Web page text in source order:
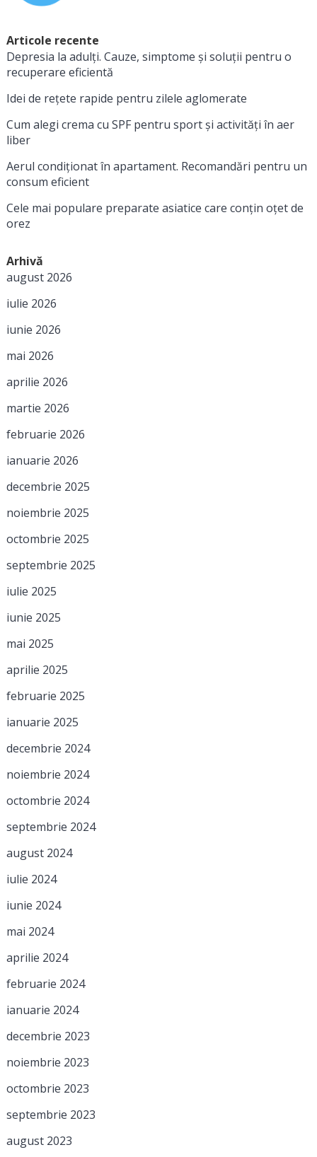
Articole recente
Depresia la adulți. Cauze, simptome și soluții pentru o
recuperare eficientă
Idei de rețete rapide pentru zilele aglomerate
Cum alegi crema cu SPF pentru sport și activități în aer
liber
Aerul condiționat în apartament. Recomandări pentru un
consum eficient
Cele mai populare preparate asiatice care conțin oțet de
orez
Arhivă
august 2026
iulie 2026
iunie 2026
mai 2026
aprilie 2026
martie 2026
februarie 2026
ianuarie 2026
decembrie 2025
noiembrie 2025
octombrie 2025
septembrie 2025
iulie 2025
iunie 2025
mai 2025
aprilie 2025
februarie 2025
ianuarie 2025
decembrie 2024
noiembrie 2024
octombrie 2024
septembrie 2024
august 2024
iulie 2024
iunie 2024
mai 2024
aprilie 2024
februarie 2024
ianuarie 2024
decembrie 2023
noiembrie 2023
octombrie 2023
septembrie 2023
august 2023